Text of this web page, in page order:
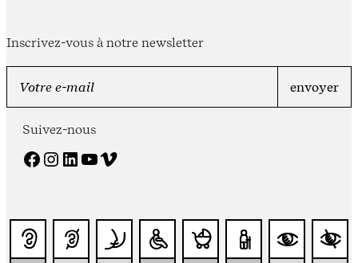
Inscrivez-vous à notre newsletter
Suivez-nous
Facebook Instagram LinkedIn YouTube Vimeo